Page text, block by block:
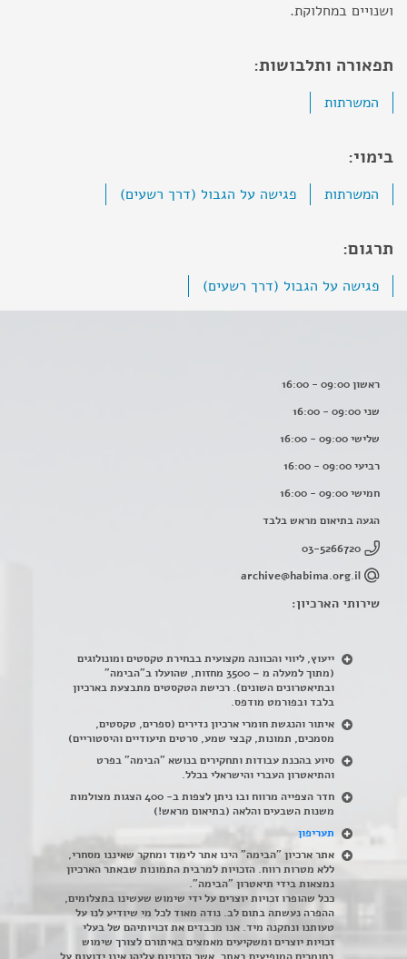
ושנויים במחלוקת.
תפאורה ותלבושות:
המשרתות
בימוי:
המשרתות פגישה על הגבול (דרך רשעים)
תרגום:
פגישה על הגבול (דרך רשעים)
ראשון 09:00 - 16:00
שני 09:00 - 16:00
שלישי 09:00 - 16:00
רביעי 09:00 - 16:00
חמישי 09:00 - 16:00
הגעה בתיאום מראש בלבד
03-5266720
archive@habima.org.il
שירותי הארכיון:
ייעוץ, ליווי והכוונה מקצועית בבחירת טקסטים ומונולוגים
(מתוך למעלה מ – 3500 מחזות, שהועלו ב"הבימה"
ובתיאטרונים השונים). רכישת הטקסטים מתבצעת בארכיון
בלבד ובפורמט מודפס.
איתור והנגשת חומרי ארכיון נדירים (ספרים, טקסטים,
מסמכים, תמונות, קבצי שמע, סרטים תיעודיים והיסטוריים)
סיוע בהכנת עבודות ותחקירים בנושא "הבימה" בפרט
והתיאטרון העברי והישראלי בכלל.
חדר הצפייה מרווח ובו ניתן לצפות ב- 400 הצגות מצולמות
משנות השבעים והלאה (בתיאום מראש!)
תעריפון
אתר ארכיון "הבימה" הינו אתר לימוד ומחקר שאיננו מסחרי,
ללא מטרות רווח. הזכויות למרבית התמונות שבאתר הארכיון
נמצאות בידי תיאטרון "הבימה".
ככל שהופרו זכויות יוצרים על ידי שימוש שעשינו בתצלומים,
ההפרה נעשתה בתום לב. נודה מאוד לכל מי שיודיע לנו על
טעותנו ונתקנה מיד. אנו מכבדים את זכויותיהם של בעלי
זכויות יוצרים ומשקיעים מאמצים באיתורם לצורך שימוש